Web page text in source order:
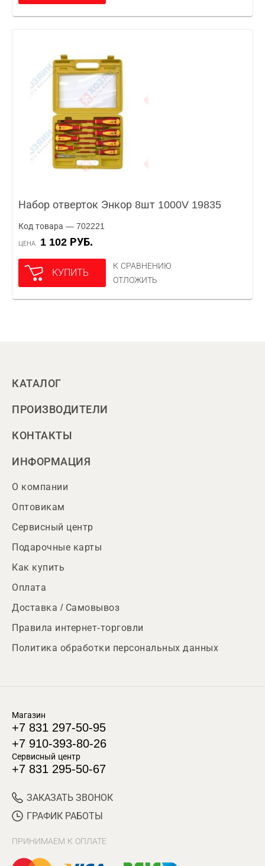
Набор отверток Энкор 8шт 1000V 19835
Код товара — 702221
ЦЕНА 1 102 РУБ.
КУПИТЬ
К СРАВНЕНИЮ
ОТЛОЖИТЬ
КАТАЛОГ
ПРОИЗВОДИТЕЛИ
КОНТАКТЫ
ИНФОРМАЦИЯ
О компании
Оптовикам
Сервисный центр
Подарочные карты
Как купить
Оплата
Доставка / Самовывоз
Правила интернет-торговли
Политика обработки персональных данных
Магазин
+7 831 297-50-95
+7 910-393-80-26
Сервисный центр
+7 831 295-50-67
ЗАКАЗАТЬ ЗВОНОК
ГРАФИК РАБОТЫ
ПРИНИМАЕМ К ОПЛАТЕ